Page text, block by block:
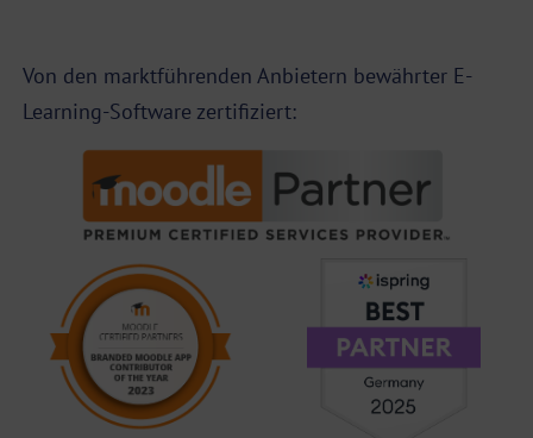
Von den marktführenden Anbietern bewährter E-
Learning-Software zertifiziert: